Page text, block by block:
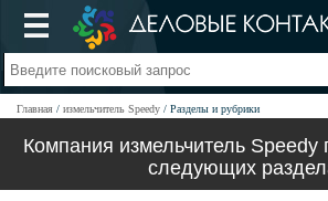
Главная измельчитель Speedy Разделы и рубрики
Компания измельчитель Speedy
следующих